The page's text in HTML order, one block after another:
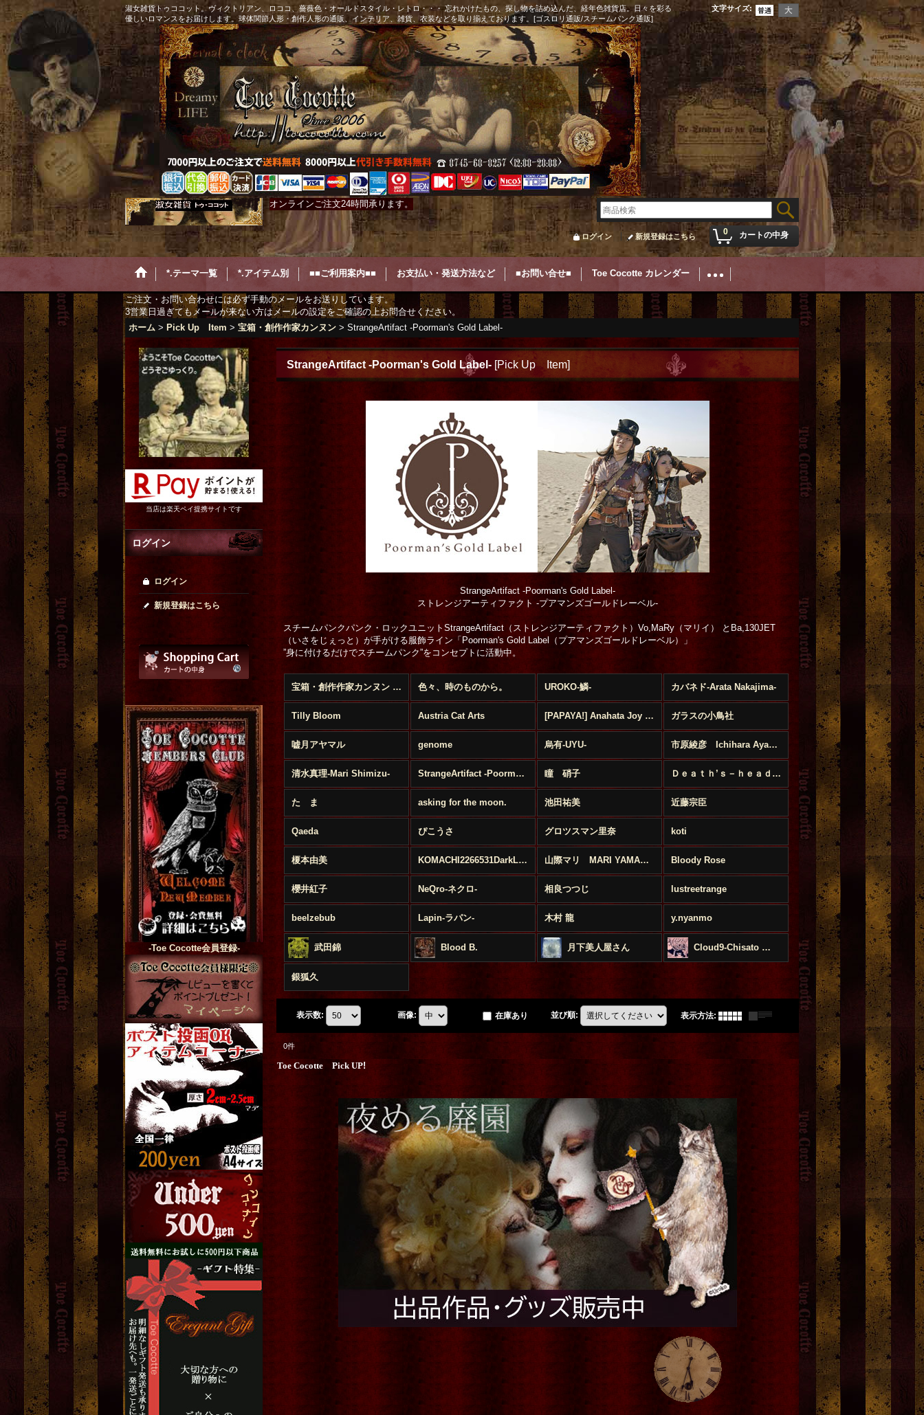
淑女雑貨トゥココット。ヴィクトリアン、ロココ、薔薇色・オールドスタイル・レトロ・・・ 忘れかけたもの、探し物を詰め込んだ、経年色雑貨店。日々を彩る
優しいロマンスをお届けします。球体関節人形・創作人形の通販、インテリア、雑貨、衣装などを取り揃えております。[ゴスロリ通販/スチームパンク通販]
文字サイズ:
オンラインご注文24時間承ります。
0 カートの中身
ログイン 新規登録はこちら
*.テーマ一覧 *.アイテム別 ■■ご利用案内■■ お支払い・発送方法など ■お問い合せ■ Toe Cocotte カレンダー
ご注文・お問い合わせには必ず手動のメールをお送りしています。
3営業日過ぎてもメールが来ない方はメールの設定をご確認の上お問合せください。
ホーム > Pick Up Item > 宝箱・創作作家カンヌン > StrangeArtifact -Poorman's Gold Label-
当店は楽天ペイ提携サイトです
ログイン
ログイン
新規登録はこちら
-Toe Cocotte会員登録-
StrangeArtifact -Poorman's Gold Label- [Pick Up Item]
StrangeArtifact -Poorman's Gold Label-
ストレンジアーティファクト -プアマンズゴールドレーベル-
スチームパンクパンク・ロックユニットStrangeArtifact（ストレンジアーティファクト）Vo,MaRy（マリイ） とBa,130JET
（いさをじぇっと）が手がける服飾ライン「Poorman's Gold Label（プアマンズゴールドレーベル）」
”身に付けるだけでスチームパンク”をコンセプトに活動中。
宝箱・創作作家カンヌン (全商品) 色々、時のものから。 UROKO-鱗- カバネド-Arata Nakajima-
Tilly Bloom Austria Cat Arts [PAPAYA!] Anahata Joy Katkin ガラスの小鳥社
嘘月アヤマル genome 烏有-UYU- 市原綾彦 Ichihara Ayahiko
清水真理-Mari Shimizu- StrangeArtifact -Poorman's Gold Label- 瞳 硝子 Ｄｅａｔｈ’ｓ－ｈｅａｄ Ｈａｗｋｍｏｔｈ
た ま asking for the moon. 池田祐美 近藤宗臣
Qaeda ぴこうさ グロツスマン里奈 koti
榎本由美 KOMACHI2266531DarkLolita 山際マリ MARI YAMAGIWA Bloody Rose
櫻井紅子 NeQro-ネクロ- 相良つつじ lustreetrange
beelzebub Lapin-ラパン- 木村 龍 y.nyanmo
武田錦 Blood B. 月下美人屋さん Cloud9-Chisato Matsushima-
銀狐久
表示数: 画像: 在庫あり 並び順: 表示方法:
0件
Toe Cocotte Pick UP!